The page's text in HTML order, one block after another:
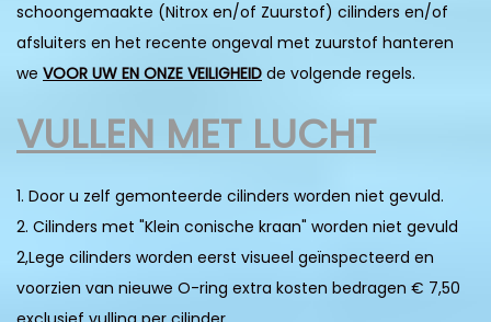
schoongemaakte (Nitrox en/of Zuurstof) cilinders en/of
afsluiters en het recente ongeval met zuurstof hanteren
we VOOR UW EN ONZE VEILIGHEID de volgende regels.
VULLEN MET LUCHT
1. Door u zelf gemonteerde cilinders worden niet gevuld.
2. Cilinders met "Klein conische kraan" worden niet gevuld
2,Lege cilinders worden eerst visueel geïnspecteerd en
voorzien van nieuwe O-ring extra kosten bedragen € 7,50